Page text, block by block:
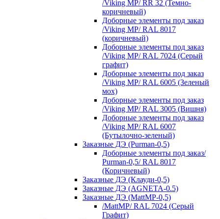
/Viking MP/ RR 32 (Темно-
коричневый)
Доборные элементы под заказ
/Viking MP/ RAL 8017
(коричневый)
Доборные элементы под заказ
/Viking MP/ RAL 7024 (Серый
графит)
Доборные элементы под заказ
/Viking MP/ RAL 6005 (Зеленый
мох)
Доборные элементы под заказ
/Viking MP/ RAL 3005 (Вишня)
Доборные элементы под заказ
/Viking MP/ RAL 6007
(Бутылочно-зеленый)
Заказные ДЭ (Purman-0,5)
Доборные элементы под заказ/
Purman-0,5/ RAL 8017
(Коричневый)
Заказные ДЭ (Клауди-0,5)
Заказные ДЭ (AGNETA-0.5)
Заказные ДЭ (MattMP-0,5)
/MattMP/ RAL 7024 (Серый
Графит)